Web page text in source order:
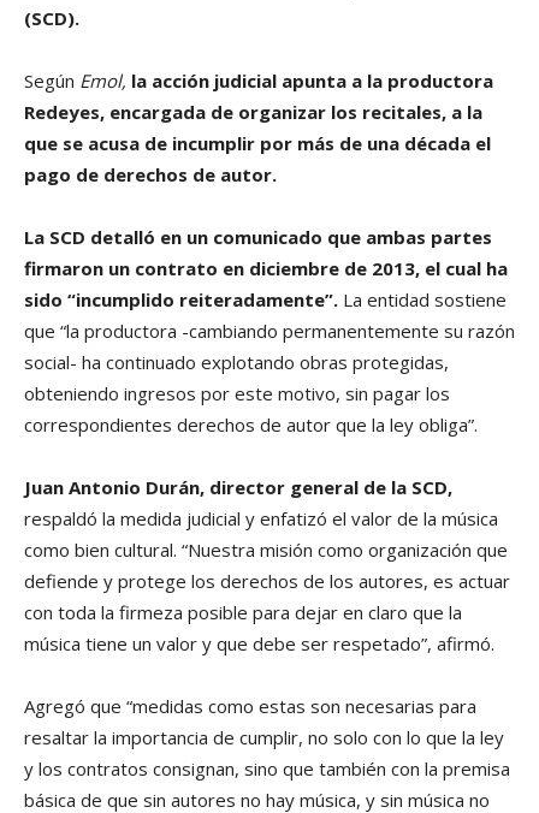
(SCD).
Según Emol, la acción judicial apunta a la productora
Redeyes, encargada de organizar los recitales, a la
que se acusa de incumplir por más de una década el
pago de derechos de autor.
La SCD detalló en un comunicado que ambas partes
firmaron un contrato en diciembre de 2013, el cual ha
sido “incumplido reiteradamente”. La entidad sostiene
que “la productora -cambiando permanentemente su razón
social- ha continuado explotando obras protegidas,
obteniendo ingresos por este motivo, sin pagar los
correspondientes derechos de autor que la ley obliga”.
Juan Antonio Durán, director general de la SCD,
respaldó la medida judicial y enfatizó el valor de la música
como bien cultural. “Nuestra misión como organización que
defiende y protege los derechos de los autores, es actuar
con toda la firmeza posible para dejar en claro que la
música tiene un valor y que debe ser respetado”, afirmó.
Agregó que “medidas como estas son necesarias para
resaltar la importancia de cumplir, no solo con lo que la ley
y los contratos consignan, sino que también con la premisa
básica de que sin autores no hay música, y sin música no